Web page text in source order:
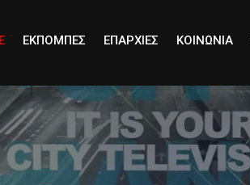
ΕΚΠΟΜΠΕΣ ΕΠΑΡΧΙΕΣ ΚΟΙΝΩΝΙΑ